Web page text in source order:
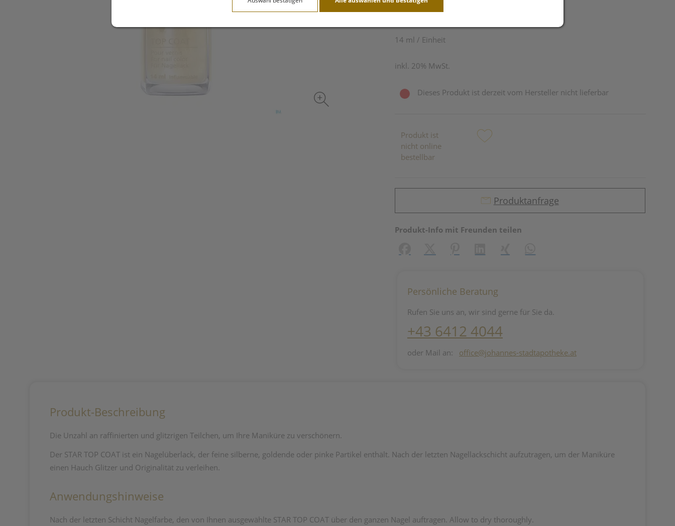
14 ml / Einheit
inkl. 20% MwSt.
Dieses Produkt ist derzeit vom Hersteller nicht lieferbar
Produkt ist
nicht online
bestellbar
Produktanfrage
Produkt-Info mit Freunden teilen
Persönliche Beratung
Rufen Sie uns an, wir sind gerne für Sie da.
+43 6412 4044
oder Mail an: office@johannes-stadtapotheke.at
Produkt-Beschreibung
Die Unzahl an raffinierten und glitzrigen Teilchen, um Ihre Maniküre zu verschönern.
Der STAR TOP COAT ist ein Nagelüberlack, der feine silberne, goldende oder pinke Partikel enthält. Nach der letzten Nagellackschicht aufzutragen, um der Maniküre
einen Hauch Glitzer und Originalität zu verleihen.
Anwendungshinweise
Nach der letzten Schicht Nagelfarbe, den von Ihnen ausgewählte STAR TOP COAT über den ganzen Nagel auftragen. Allow to dry thoroughly.